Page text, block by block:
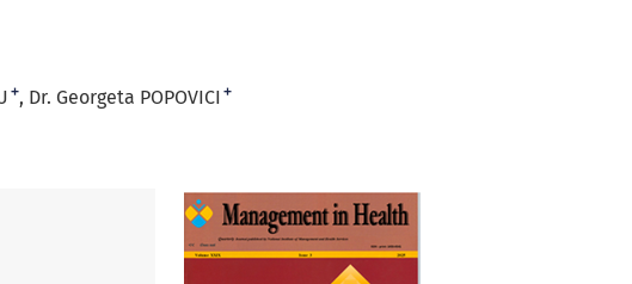
+ Dr. Georgeta POPOVICI +